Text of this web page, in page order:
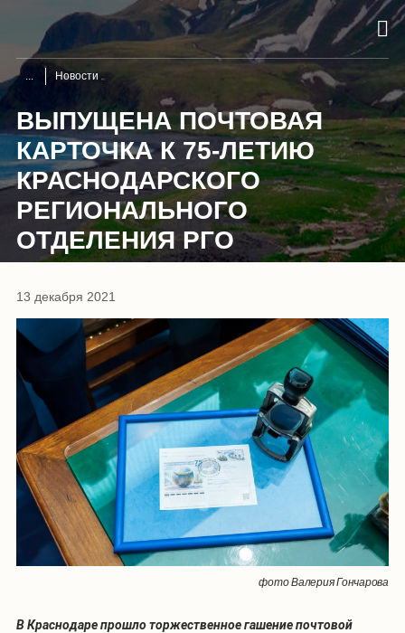
Новости
ВЫПУЩЕНА ПОЧТОВАЯ
КАРТОЧКА К 75-ЛЕТИЮ
КРАСНОДАРСКОГО
РЕГИОНАЛЬНОГО
ОТДЕЛЕНИЯ РГО
13 декабря 2021
фото Валерия Гончарова
В Краснодаре прошло торжественное гашение почтовой